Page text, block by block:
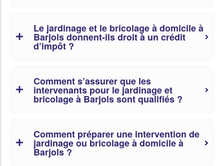
Le jardinage et le bricolage à domicile à
Barjols donnent-ils droit à un crédit
d’impôt ?
Comment s’assurer que les
intervenants pour le jardinage et
bricolage à Barjols sont qualifiés ?
Comment préparer une intervention de
jardinage ou bricolage à domicile à
Barjols ?